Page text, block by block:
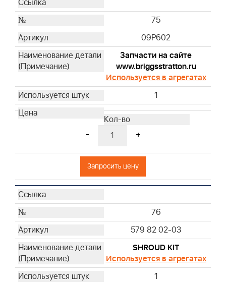
75
09P602
Запчасти на сайте
www.briggsstratton.ru
Используется в агрегатах
1
- +
Запросить цену
76
579 82 02-03
SHROUD KIT
Используется в агрегатах
1